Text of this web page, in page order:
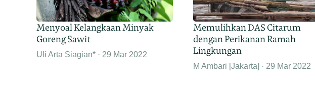
Menyoal Kelangkaan Minyak
Goreng Sawit
Uli Arta Siagian* 29 Mar 2022
Memulihkan DAS Citarum
dengan Perikanan Ramah
Lingkungan
M Ambari [Jakarta] 29 Mar 2022